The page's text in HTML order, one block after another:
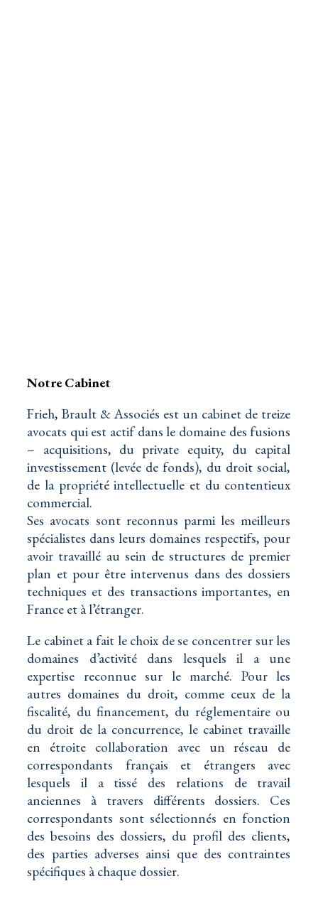
Notre Cabinet
Frieh, Brault & Associés est un cabinet de treize
avocats qui est actif dans le domaine des fusions
– acquisitions, du private equity, du capital
investissement (levée de fonds), du droit social,
de la propriété intellectuelle et du contentieux
commercial.
Ses avocats sont reconnus parmi les meilleurs
spécialistes dans leurs domaines respectifs, pour
avoir travaillé au sein de structures de premier
plan et pour être intervenus dans des dossiers
techniques et des transactions importantes, en
France et à l’étranger.
Le cabinet a fait le choix de se concentrer sur les
domaines d’activité dans lesquels il a une
expertise reconnue sur le marché. Pour les
autres domaines du droit, comme ceux de la
fiscalité, du financement, du réglementaire ou
du droit de la concurrence, le cabinet travaille
en étroite collaboration avec un réseau de
correspondants français et étrangers avec
lesquels il a tissé des relations de travail
anciennes à travers différents dossiers. Ces
correspondants sont sélectionnés en fonction
des besoins des dossiers, du profil des clients,
des parties adverses ainsi que des contraintes
spécifiques à chaque dossier.